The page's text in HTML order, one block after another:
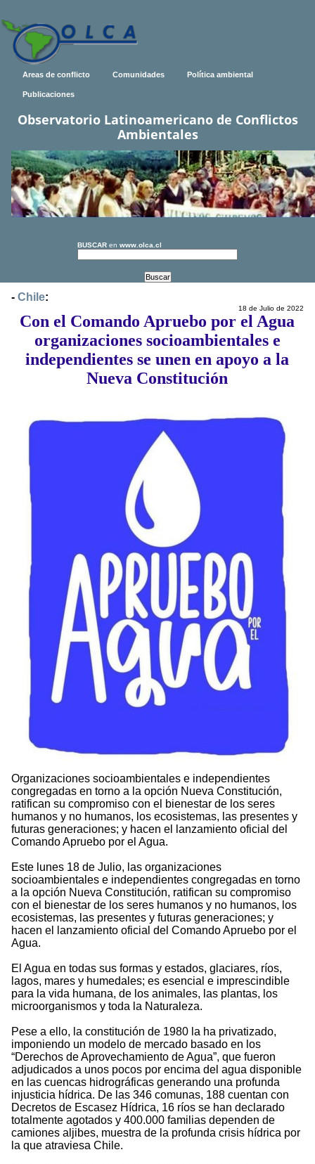
Areas de conflicto Comunidades Política ambiental
Publicaciones
Observatorio Latinoamericano de Conflictos
Ambientales
BUSCAR en www.olca.cl
- Chile:
18 de Julio de 2022
Con el Comando Apruebo por el Agua
organizaciones socioambientales e
independientes se unen en apoyo a la
Nueva Constitución
Organizaciones socioambientales e independientes
congregadas en torno a la opción Nueva Constitución,
ratifican su compromiso con el bienestar de los seres
humanos y no humanos, los ecosistemas, las presentes y
futuras generaciones; y hacen el lanzamiento oficial del
Comando Apruebo por el Agua.
Este lunes 18 de Julio, las organizaciones
socioambientales e independientes congregadas en torno
a la opción Nueva Constitución, ratifican su compromiso
con el bienestar de los seres humanos y no humanos, los
ecosistemas, las presentes y futuras generaciones; y
hacen el lanzamiento oficial del Comando Apruebo por el
Agua.
El Agua en todas sus formas y estados, glaciares, ríos,
lagos, mares y humedales; es esencial e imprescindible
para la vida humana, de los animales, las plantas, los
microorganismos y toda la Naturaleza.
Pese a ello, la constitución de 1980 la ha privatizado,
imponiendo un modelo de mercado basado en los
“Derechos de Aprovechamiento de Agua”, que fueron
adjudicados a unos pocos por encima del agua disponible
en las cuencas hidrográficas generando una profunda
injusticia hídrica. De las 346 comunas, 188 cuentan con
Decretos de Escasez Hídrica, 16 ríos se han declarado
totalmente agotados y 400.000 familias dependen de
camiones aljibes, muestra de la profunda crisis hídrica por
la que atraviesa Chile.